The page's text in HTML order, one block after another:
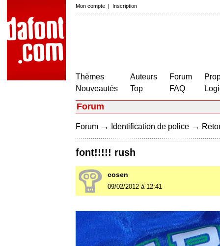
Mon compte | Inscription
Thèmes
Nouveautés
Auteurs
Top
Forum
FAQ
Forum
Forum → Identification de police →
font!!!!! rush
cosen
09/02/2012 à 12:41